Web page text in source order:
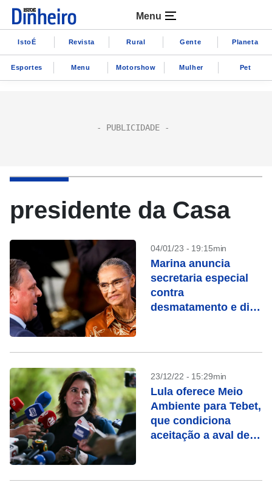
Menu
IstoÉ Revista Rural Gente Planeta
Esportes Menu Motorshow Mulher Pet
presidente da Casa
04/01/23 - 19:15min
Marina anuncia
secretaria especial
contra
desmatamento e diz
Brasil
23/12/22 - 15:29min
Lula oferece Meio
Ambiente para Tebet,
que condiciona
aceitação a aval de